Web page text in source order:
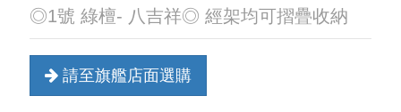
◎1號 綠檀- 八吉祥◎ 經架均可摺疊收納
請至旗艦店面選購